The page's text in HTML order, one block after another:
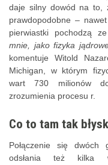
daje silny dowód na to,
prawdopodobne –
pierwiastki pochodzą
mnie, jako fizyka
komentuje Witold
Michigan, w którym
wart 730 milionów
zrozumienia procesu r.
Co to tam tak
Połączenie się dwóch
odsłania też kilka